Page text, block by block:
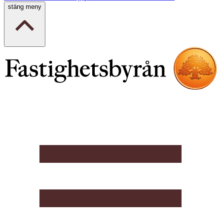
stäng meny